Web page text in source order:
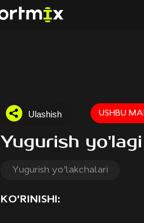
Ulashish USHBU
Yugurish
Yugurish yo'lakchalari
KO'RINISHI: